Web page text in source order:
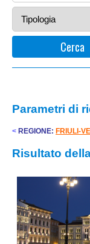
Cerca
Parametri di
< REGIONE: FRIULI-
Risultato